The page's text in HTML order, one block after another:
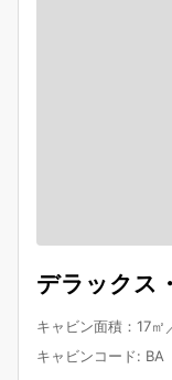
デラックス
キャビン面積：17
キャビンコード: BA